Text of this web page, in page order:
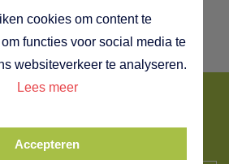
cookies om content te
functies voor social media te
websiteverkeer te analyseren.
Lees meer
Accepteren
het beter kan!